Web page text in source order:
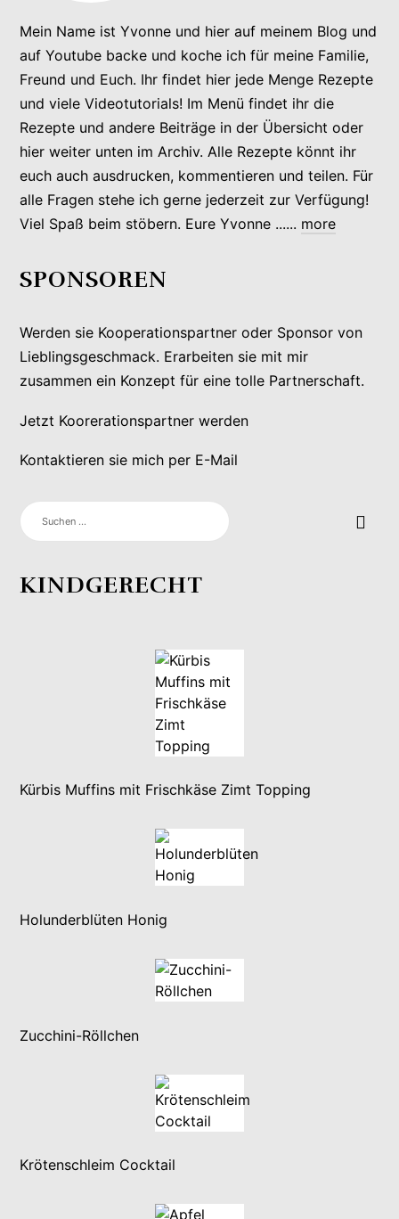
Mein Name ist Yvonne und hier auf meinem Blog und
auf Youtube backe und koche ich für meine Familie,
Freund und Euch. Ihr findet hier jede Menge Rezepte
und viele Videotutorials! Im Menü findet ihr die
Rezepte und andere Beiträge in der Übersicht oder
hier weiter unten im Archiv. Alle Rezepte könnt ihr
euch auch ausdrucken, kommentieren und teilen. Für
alle Fragen stehe ich gerne jederzeit zur Verfügung!
Viel Spaß beim stöbern. Eure Yvonne ...... more
SPONSOREN
Werden sie Kooperationspartner oder Sponsor von
Lieblingsgeschmack. Erarbeiten sie mit mir
zusammen ein Konzept für eine tolle Partnerschaft.
Jetzt Koorerationspartner werden
Kontaktieren sie mich per E-Mail
SUCHEN
NACH:
KINDGERECHT
Kürbis Muffins mit Frischkäse Zimt Topping
Holunderblüten Honig
Zucchini-Röllchen
Krötenschleim Cocktail